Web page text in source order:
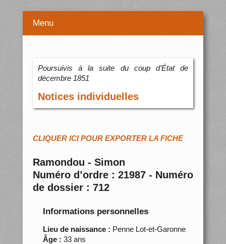
Menu
Poursuivis à la suite du coup d’État de
décembre 1851
Notices individuelles
CLIQUER ICI POUR EXPORTER LA FICHE
Ramondou - Simon
Numéro d’ordre : 21987 - Numéro
de dossier : 712
Informations personnelles
Lieu de naissance : Penne Lot-et-Garonne
Âge : 33 ans